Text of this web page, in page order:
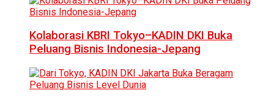
Kolaborasi KBRI Tokyo–KADIN DKI Buka
Peluang Bisnis Indonesia-Jepang